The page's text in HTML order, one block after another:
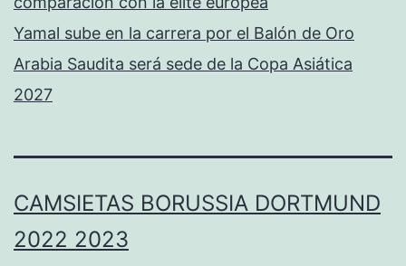
Yamal sube en la carrera por el Balón de Oro
Arabia Saudita será sede de la Copa Asiática
2027
CAMSIETAS BORUSSIA DORTMUND
2022 2023